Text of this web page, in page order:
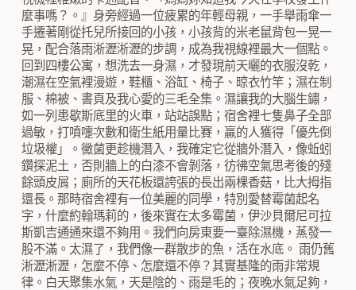
麼事嗎？。』身旁經過一位疲累的年輕母親，一手舉雨傘一
手遷著剛從托兒所接回的小孩，小孩背的米老鼠背包一晃一
晃，配合落雨淅瀝淅瀝的步調，成為我視線裡最大一個點。
回到四樓公寓，想洗去一身濕，才發現前天曬的衣服沒乾，
潮濕在空氣裡漫遊，鞋櫃、浴缸、椅子、晾衣竹竿；濕在制
服、棉被、書頁及我心愛的三毛全集。濕讓我的大腦生鏽，
如一列患歇斯底里的火車，站站誤點；宿舍裡七隻鼻子全部
過敏，打噴嚏次數和衛生紙用量比賽，贏的人獲得「優先倒
垃圾權」。黴菌更趁機潛入，我確定它從牆外潛入，像蚯蚓
鑽探泥土，否則牆上的白漆不會剝落，彷彿空氣思考後的殘
餘頭皮屑；廁所的天花板還誇張的長出兩棵香菇，比大拇指
還長。那時宿舍裡有一位美麗的同學，特別愛替霉菌起名
字，什麼約翰瑪莉的，後來實在太多霉菌，伊沙貝爾尼可拉
斯凱吉通通來還不夠用。我們向房東要一臺除濕機，蒸發一
股不滿。太濕了，我們像一群散步的魚，活在水底。 雨仍舊
淅瀝淅瀝，怎麼不停、怎麼還不停？其實基隆的雨非常規
律。白天聚集水氣，天是陰的、雨是毛的；夜晚水氣足夠，